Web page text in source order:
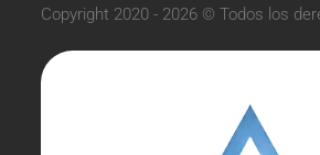
Copyright 2020 - 2026 © Todos los